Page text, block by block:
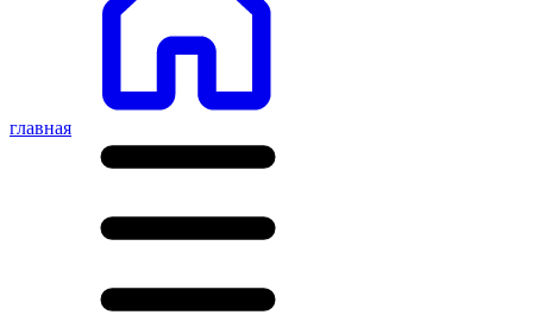
главная